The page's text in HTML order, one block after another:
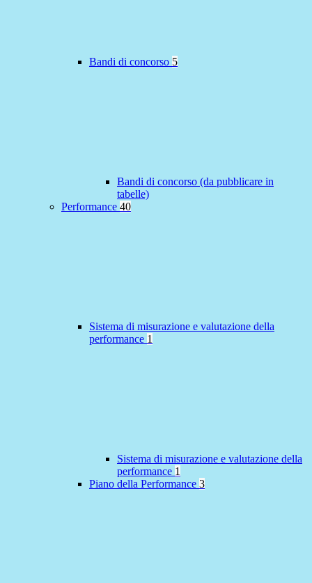
Bandi di concorso 5
Bandi di concorso (da pubblicare in
tabelle)
Performance 40
Sistema di misurazione e valutazione della
performance 1
Sistema di misurazione e valutazione della
performance 1
Piano della Performance 3